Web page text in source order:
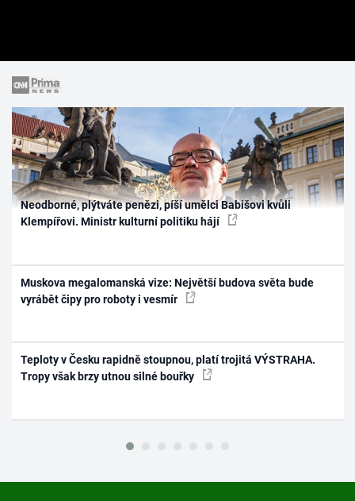
Neodborné, plýtváte penězi, píší umělci Babišovi kvůli
Klempířovi. Ministr kulturní politiku hájí
Muskova megalomanská vize: Největší budova světa bude
vyrábět čipy pro roboty i vesmír
Teploty v Česku rapidně stoupnou, platí trojitá VÝSTRAHA.
Tropy však brzy utnou silné bouřky